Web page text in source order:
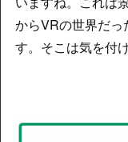
からVRの世界だっ
す。そこは気を付